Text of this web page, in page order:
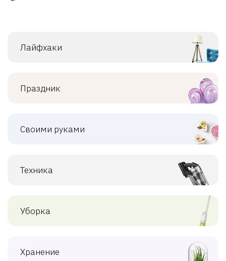
Лайфхаки
Праздник
Своими руками
Техника
Уборка
Хранение